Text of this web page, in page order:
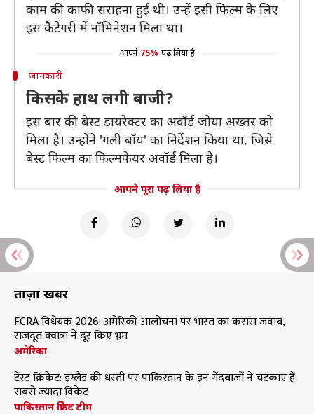
काम की काफी सराहना हुई थी। उन्हें इसी फिल्म के लिए
इस कैटेगरी में नॉमिनेशन मिला था।
आपने 75% पढ़ लिया है
जानकारी
किसके हाथ लगी बाजी?
इस बार की बेस्ट डायरेक्टर का अवॉर्ड जोया अख्तर को
मिला है। उन्होंने 'गली बॉय' का निर्देशन किया था, जिसे
बेस्ट फिल्म का फिल्मफेयर अवॉर्ड मिला है।
आपने पूरा पढ़ लिया है
ताज़ा खबरें
FCRA विधेयक 2026: अमेरिकी आलोचना पर भारत का करारा जवाब,
राजदूत क्वात्रा ने दूर किए भ्रम
अमेरिका
टेस्ट क्रिकेट: इंग्लैंड की धरती पर पाकिस्तान के इन गेंदबाजों ने चटकाए हैं
सबसे ज्यादा विकेट
पाकिस्तान क्रिकेट टीम